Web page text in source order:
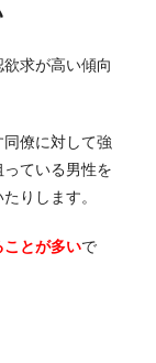
求が高い傾向
僚に対して強
ている男性を
りします。
ことが多いで